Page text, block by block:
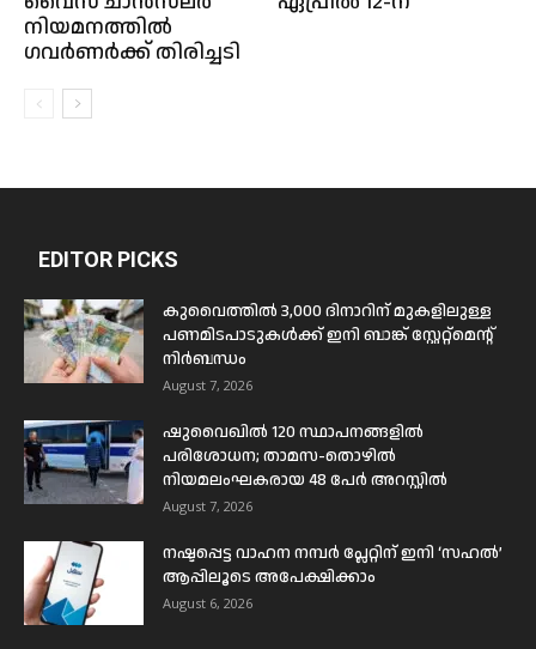
നിയമനത്തിൽ
ഗവർണർക്ക് തിരിച്ചടി
EDITOR PICKS
കുവൈത്തിൽ 3,000 ദിനാറിന് മുകളിലുള്ള
പണമിടപാടുകൾക്ക് ഇനി ബാങ്ക് സ്റ്റേറ്റ്മെന്റ്
നിർബന്ധം
August 7, 2026
ഷുവൈഖിൽ 120 സ്ഥാപനങ്ങളിൽ
പരിശോധന; താമസ-തൊഴിൽ
നിയമലംഘകരായ 48 പേർ അറസ്റ്റിൽ
August 7, 2026
നഷ്ടപ്പെട്ട വാഹന നമ്പർ പ്ലേറ്റിന് ഇനി ‘സഹൽ’
ആപ്പിലൂടെ അപേക്ഷിക്കാം
August 6, 2026